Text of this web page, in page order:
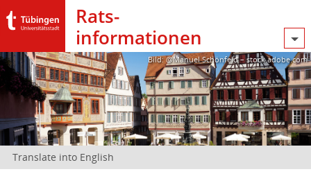
Rats­
informationen
Bild: @Manuel Schönfeld – stock.adobe.com
Translate into English